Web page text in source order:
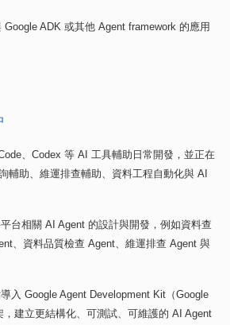
Google ADK 或其他 Agent framework 的應用
Codex 等 AI 工具輔助日常開發，並正在
詢輔助、維運排查輔助、資料工程自動化與 AI
台相關 AI Agent 的設計與開發，例如資料查
、資料品質檢查 Agent 、維運排查 Agent 與
入 Google Agent Development Kit （Google
，建立更結構化、可測試、可維護的 AI Agent